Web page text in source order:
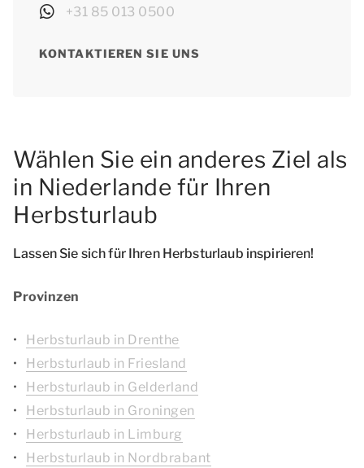
+31 85 013 0500
KONTAKTIEREN SIE UNS
Wählen Sie ein anderes Ziel als
in Niederlande für Ihren
Herbsturlaub
Lassen Sie sich für Ihren Herbsturlaub inspirieren!
Provinzen
Herbsturlaub in Drenthe
Herbsturlaub in Friesland
Herbsturlaub in Gelderland
Herbsturlaub in Groningen
Herbsturlaub in Limburg
Herbsturlaub in Nordbrabant